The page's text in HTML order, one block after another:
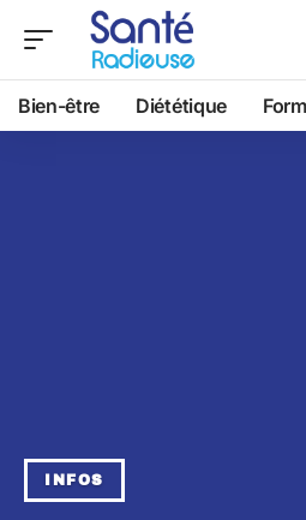
Bien-être Diététique
INFOS